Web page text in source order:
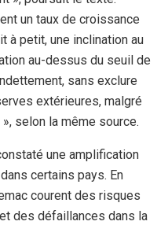
un taux de croissance
à petit, une inclination au
au-dessus du seuil de
sans exclure
extérieures, malgré
selon la même source.
une amplification
certains pays. En
courent des risques
des défaillances dans la